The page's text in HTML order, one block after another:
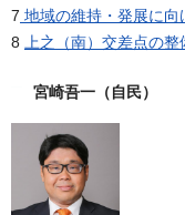
7 地域の維持・発展に
8
上之（南）交差点の
宮崎吾一（自民）